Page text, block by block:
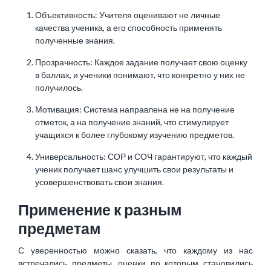
Объективность: Учителя оценивают не личные
качества ученика, а его способность применять
полученные знания.
Прозрачность: Каждое задание получает свою оценку
в баллах, и ученики понимают, что конкретно у них не
получилось.
Мотивация: Система направлена не на получение
отметок, а на получение знаний, что стимулирует
учащихся к более глубокому изучению предметов.
Универсальность: СОР и СОЧ гарантируют, что каждый
ученик получает шанс улучшить свои результаты и
усовершенствовать свои знания.
Применение к разным
предметам
С уверенностью можно сказать, что каждому из нас